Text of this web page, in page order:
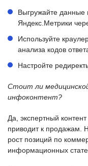
Выгружайте данные
Яндекс.Метрики
Используйте
анализа кодов
Настройте
Стоит ли
инфоконтент?
Да, экспертный
приводит к продажам.
рост позиций по
информационных